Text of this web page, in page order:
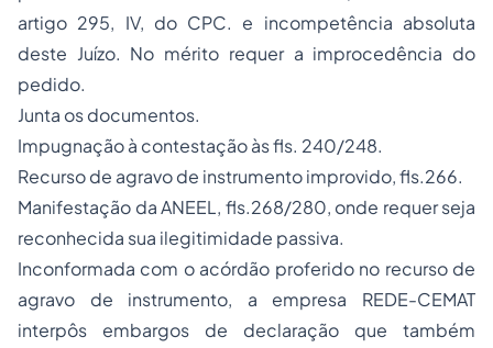
artigo 295, IV, do CPC. e incompetência absoluta
deste Juízo. No mérito requer a improcedência do
pedido.
Junta os documentos.
Impugnação à contestação às fls. 240/248.
Recurso de agravo de instrumento improvido, fls.266.
Manifestação da ANEEL, fls.268/280, onde requer seja
reconhecida sua ilegitimidade passiva.
Inconformada com o acórdão proferido no recurso de
agravo de instrumento, a empresa REDE-CEMAT
interpôs embargos de declaração que também